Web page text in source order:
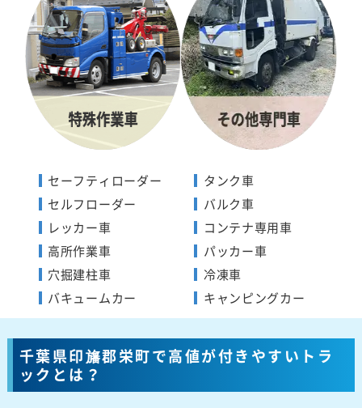
セーフティローダー
セルフローダー
レッカー車
高所作業車
穴掘建柱車
バキュームカー
タンク車
バルク車
コンテナ専用車
パッカー車
冷凍車
キャンピングカー
千葉県印旛郡栄町で高値が付きやすいトラ
ックとは？